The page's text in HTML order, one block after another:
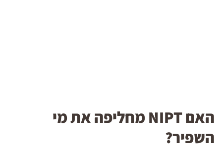
האם NIPT מחליפה את מי
השפיר?